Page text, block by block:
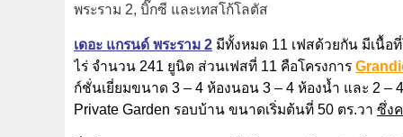
พระราม 2, บิ๊กซี และเทสโก้โลตัส
เดอะ แกรนด์ พระราม 2 มีทั้งหมด 11 เฟสด้วยกัน มีเนื้อ
ไร่ จำนวน 241 ยูนิต ส่วนเฟสที่ 11 คือโครงการ
ก์ชั่นเยี่ยมขนาด 3 – 4 ห้องนอน 3 – 4 ห้องน้ำ และ 2 –
Private Garden รอบบ้าน ขนาดเริ่มต้นที่ 50 ตร.วา ซึ่ง